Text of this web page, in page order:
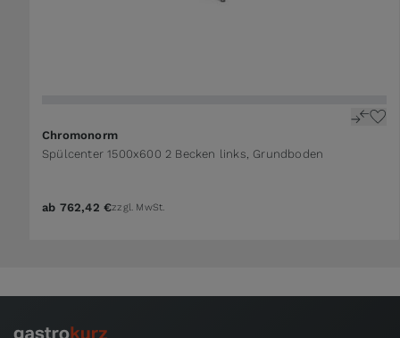
Chromonorm
Spülcenter 1500x600 2 Becken links, Grundboden
ab 762,42 €zzgl. MwSt.